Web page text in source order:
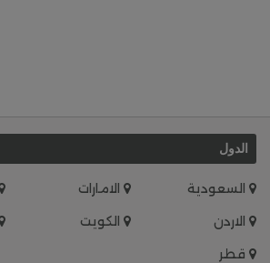
الدول
السعودية الامارات
الاردن
الكويت
قطر